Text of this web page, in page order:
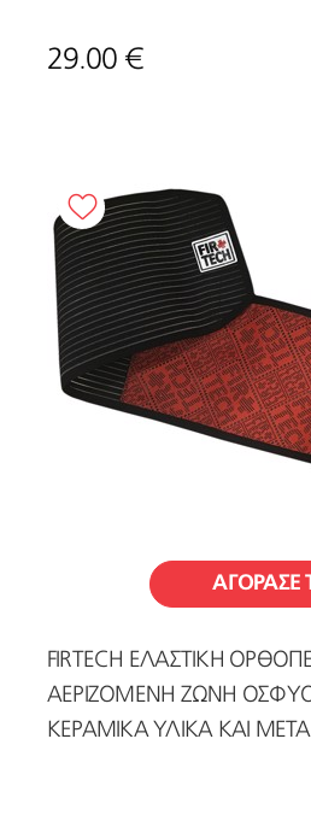
29.00 €
ΑΓΟΡΑΣΕ
FIRTECH ΕΛΑΣΤΙΚΗ
ΑΕΡΙΖΟΜΕΝΗ ΖΩΝΗ
ΚΕΡΑΜΙΚΑ ΥΛΙΚΑ ΚΑΙ